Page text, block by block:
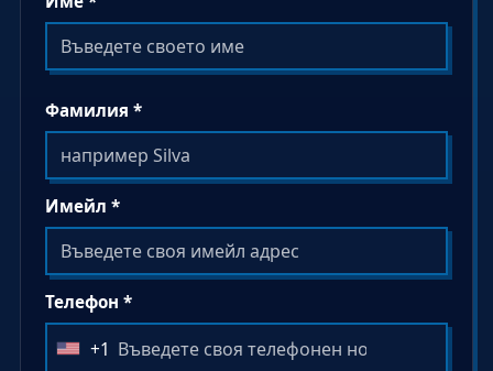
Фамилия *
Имейл *
Телефон *
U +1